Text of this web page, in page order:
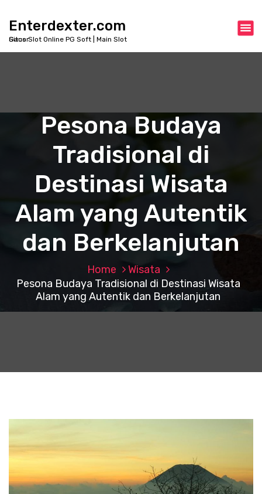
Enterdexter.com
Situs Slot Online PG Soft | Main Slot Gacor
Pesona Budaya
Tradisional di
Destinasi Wisata
Alam yang Autentik
dan Berkelanjutan
Home
Wisata
Pesona Budaya Tradisional di Destinasi Wisata
Alam yang Autentik dan Berkelanjutan